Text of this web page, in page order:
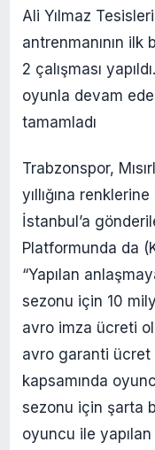
Ali Yılmaz
antrenmanının ilk
2 çalışması
oyunla devam
tamamladı
Trabzonspor,
yıllığına
İstanbul’a
Platformunda da
“Yapılan
sezonu için 10
avro imza ücreti
avro garanti ücret
kapsamında
sezonu için şarta
oyuncu ile